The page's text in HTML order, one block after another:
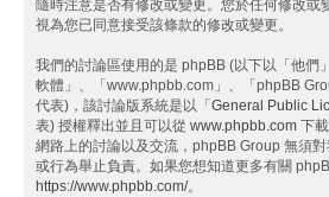
隨時注意是否有修改或變更。您於任何修改或
視為您已同意接受該條款的修改或變更。
我們的討論區使用的是 phpBB (以下以「他們
軟體」、「www.phpbb.com」、「phpBB
代表)，該討論版系統是以「General Public
表) 授權釋出並且可以從 www.phpbb.com 下
網路上的討論以及交流，phpBB Group 無須
或行為舉止負責。如果您想知道更多有關
https://www.phpbb.com/。